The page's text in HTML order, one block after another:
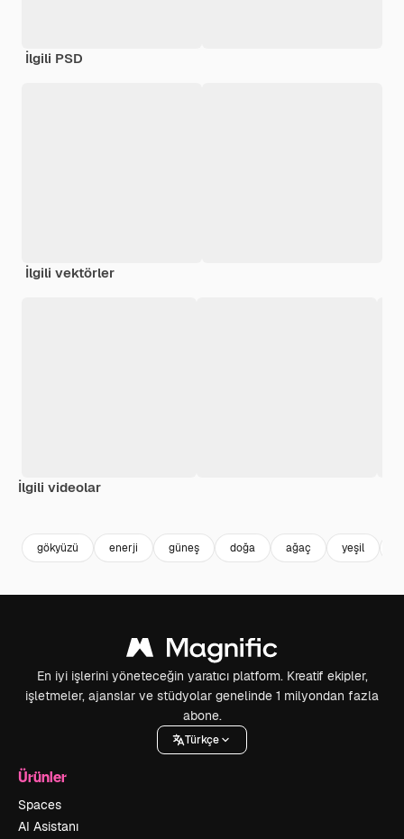
İlgili PSD
İlgili vektörler
İlgili videolar
gökyüzü enerji güneş doğa ağaç yeşil
En iyi işlerini yöneteceğin yaratıcı platform. Kreatif ekipler,
işletmeler, ajanslar ve stüdyolar genelinde 1 milyondan fazla
abone.
Türkçe
Ürünler
Spaces
AI Asistanı